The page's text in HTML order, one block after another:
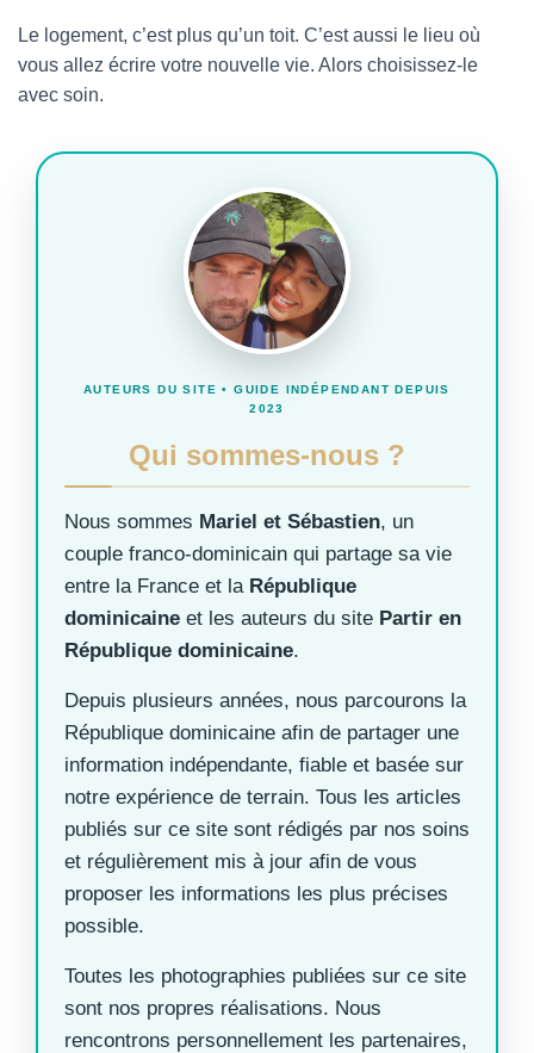
Le logement, c’est plus qu’un toit. C’est aussi le lieu où
vous allez écrire votre nouvelle vie. Alors choisissez-le
avec soin.
AUTEURS DU SITE • GUIDE INDÉPENDANT DEPUIS
2023
Qui sommes-nous ?
Nous sommes Mariel et Sébastien, un
couple franco-dominicain qui partage sa vie
entre la France et la République
dominicaine et les auteurs du site Partir en
République dominicaine.
Depuis plusieurs années, nous parcourons la
République dominicaine afin de partager une
information indépendante, fiable et basée sur
notre expérience de terrain. Tous les articles
publiés sur ce site sont rédigés par nos soins
et régulièrement mis à jour afin de vous
proposer les informations les plus précises
possible.
Toutes les photographies publiées sur ce site
sont nos propres réalisations. Nous
rencontrons personnellement les partenaires,